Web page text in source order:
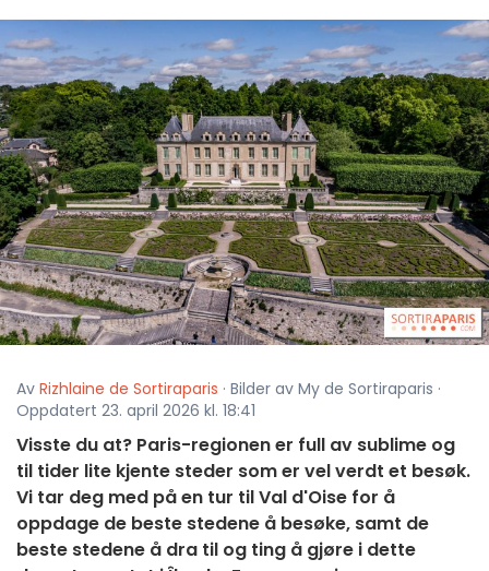
Av Rizhlaine de Sortiraparis · Bilder av My de Sortiraparis ·
Oppdatert 23. april 2026 kl. 18:41
Visste du at? Paris-regionen er full av sublime og
til tider lite kjente steder som er vel verdt et besøk.
Vi tar deg med på en tur til Val d'Oise for å
oppdage de beste stedene å besøke, samt de
beste stedene å dra til og ting å gjøre i dette